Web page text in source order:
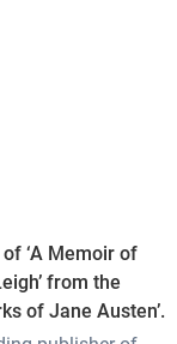
‘A Memoir of
from the
of Jane Austen’.